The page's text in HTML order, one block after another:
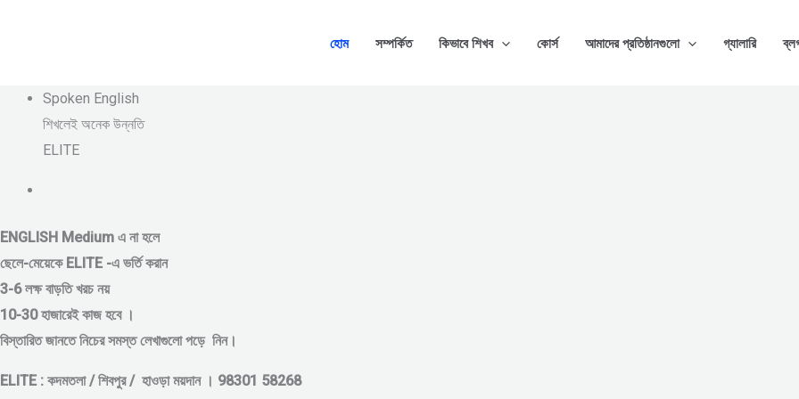
হোম সম্পর্কিত কিভাবে শিখব কোর্স আমাদের প্রতিষ্ঠানগুলো গ্যালারি
Spoken English
শিখলেই অনেক উন্নতি
ELITE
ENGLISH Medium এ না হলে
ছেলে-মেয়েকে ELITE -এ ভর্তি করান
3-6 লক্ষ বাড়তি খরচ নয়
10-30 হাজারেই কাজ হবে ।
বিস্তারিত জানতে নিচের সমস্ত লেখাগুলো পড়ে নিন।
ELITE : কদমতলা / শিবপুর / হাওড়া ময়দান । 98301 58268